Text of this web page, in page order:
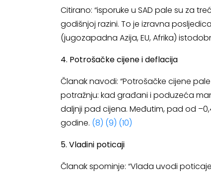
Citirano: “isporuke u SAD pale su za
godišnjoj razini. To je izravna
(jugozapadna Azija, EU, Afrika)
4. Potrošačke cijene i deflacija
Članak navodi: “Potrošačke cijene
potražnju: kad građani i poduzeća
daljnji pad cijena. Međutim, pad od
godine. (8) (9) (10)
5. Vladini poticaji
Članak spominje: “Vlada uvodi